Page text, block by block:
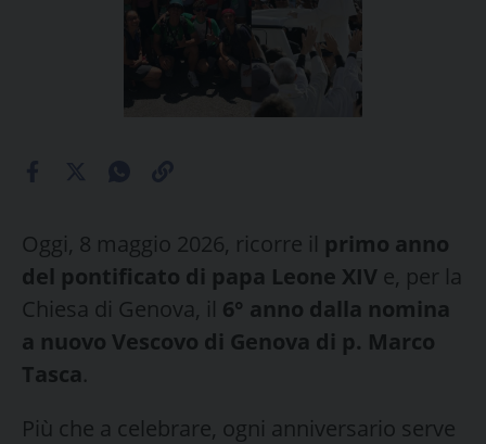
Oggi, 8 maggio 2026, ricorre il primo anno
del pontificato di papa Leone XIV e, per la
Chiesa di Genova, il 6° anno dalla nomina
a nuovo Vescovo di Genova di p. Marco
Tasca.
Più che a celebrare, ogni anniversario serve